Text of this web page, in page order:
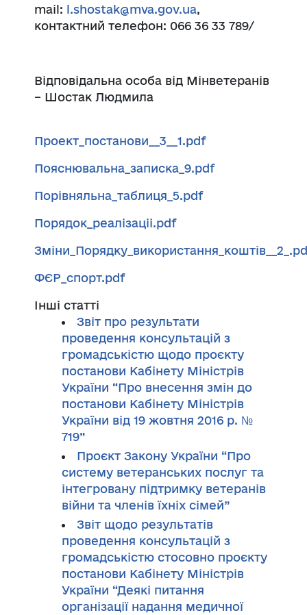
mail: l.shostak@mva.gov.ua,
контактний телефон: 066 36 33 789/
Відповідальна особа від Мінветеранів
– Шостак Людмила
Проект_постанови__3__1.pdf
Пояснювальна_записка_9.pdf
Порівняльна_таблиця_5.pdf
Порядок_реалізаціі.pdf
ФЄР_спорт.pdf
Інші статті
Звіт про результати
проведення консультацій з
громадськістю щодо проєкту
постанови Кабінету Міністрів
України “Про внесення змін до
постанови Кабінету Міністрів
України від 19 жовтня 2016 р. №
719”
Проєкт Закону України “Про
систему ветеранських послуг та
інтегровану підтримку ветеранів
війни та членів їхніх сімей”
Звіт щодо результатів
проведення консультацій з
громадськістю стосовно проєкту
постанови Кабінету Міністрів
України “Деякі питання
організації надання медичної